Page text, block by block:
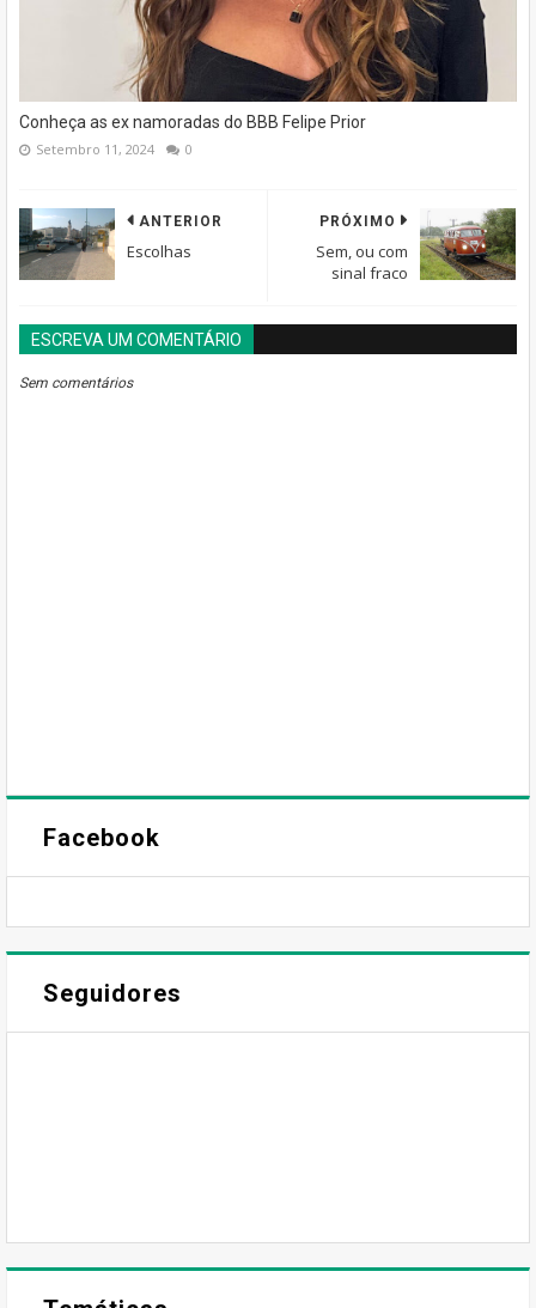
Conheça as ex namoradas do BBB Felipe Prior
Setembro 11, 2024 0
PRÓXIMO
Sem, ou com
sinal fraco
ANTERIOR
Escolhas
ESCREVA UM COMENTÁRIO
Sem comentários
Facebook
Seguidores